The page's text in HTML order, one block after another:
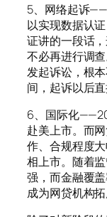
5、网络起诉
以实现数据认
证讲的一段话
不必再进行调
发起诉讼，根
间，起诉以后
6、国际化
赴美上市。而
作、合规程度
相上市。随着
强，而金融覆
成为网贷机构拓